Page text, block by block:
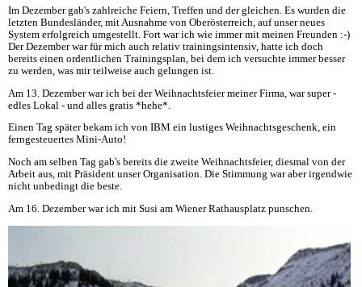
Im Dezember gab's zahlreiche Feiern, Treffen und der gleichen. Es wurden die
letzten Bundesländer, mit Ausnahme von Oberösterreich, auf unser neues
System erfolgreich umgestellt. Fort war ich wie immer mit meinen Freunden :-)
Der Dezember war für mich auch relativ trainingsintensiv, hatte ich doch
bereits einen ordentlichen Trainingsplan, bei dem ich versuchte immer besser
zu werden, was mir teilweise auch gelungen ist.
Am 13. Dezember war ich bei der Weihnachtsfeier meiner Firma, war super -
edles Lokal - und alles gratis *hehe*.
Einen Tag später bekam ich von IBM ein lustiges Weihnachtsgeschenk, ein
ferngesteuertes Mini-Auto!
Noch am selben Tag gab's bereits die zweite Weihnachtsfeier, diesmal von der
Arbeit aus, mit Präsident unser Organisation. Die Stimmung war aber irgendwie
nicht unbedingt die beste.
Am 16. Dezember war ich mit Susi am Wiener Rathausplatz punschen.